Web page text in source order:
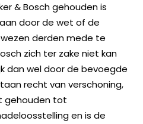
& Bosch gehouden is
door de wet of de
derden mede te
zich ter zake niet kan
dan wel door de bevoegde
recht van verschoning,
gehouden tot
en is de